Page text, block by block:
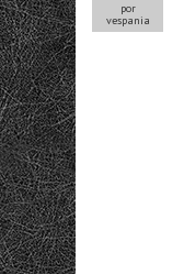
por
vespania